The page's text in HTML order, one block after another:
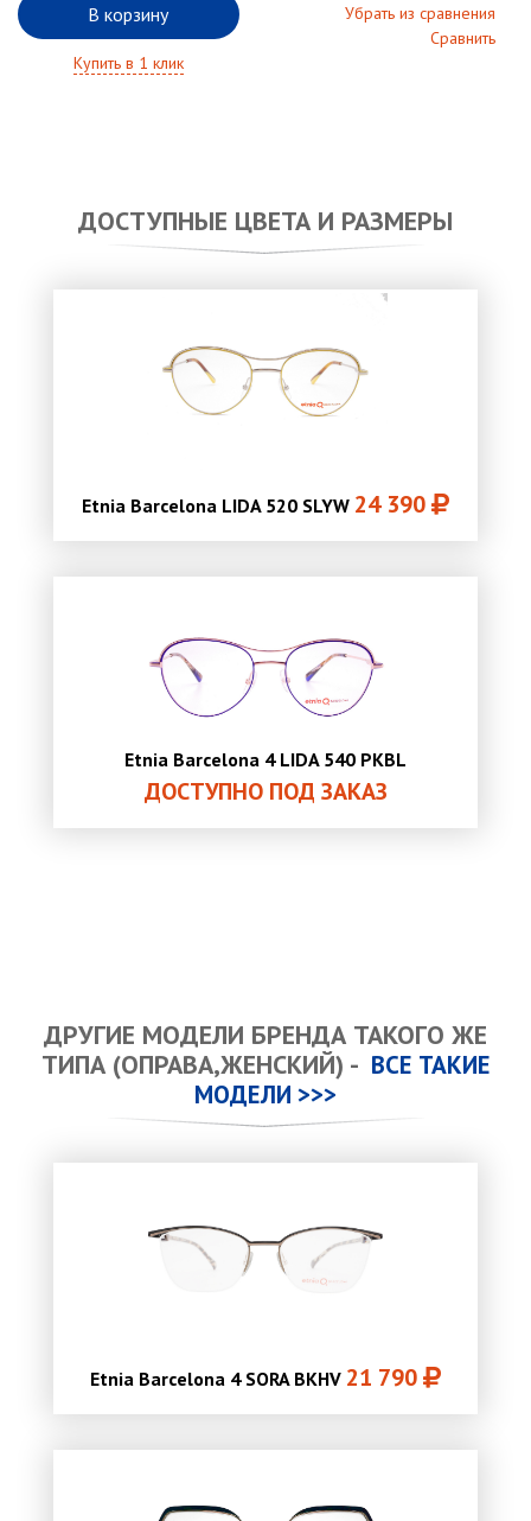
В корзину
Убрать из сравнения
Сравнить
Купить в 1 клик
ДОСТУПНЫЕ ЦВЕТА И РАЗМЕРЫ
Etnia Barcelona LIDA 520 SLYW 24 390
Etnia Barcelona 4 LIDA 540 PKBL
ДОСТУПНО ПОД ЗАКАЗ
ДРУГИЕ МОДЕЛИ БРЕНДА ТАКОГО ЖЕ
ТИПА (ОПРАВА,ЖЕНСКИЙ) - ВСЕ ТАКИЕ
МОДЕЛИ >>>
Etnia Barcelona 4 SORA BKHV 21 790